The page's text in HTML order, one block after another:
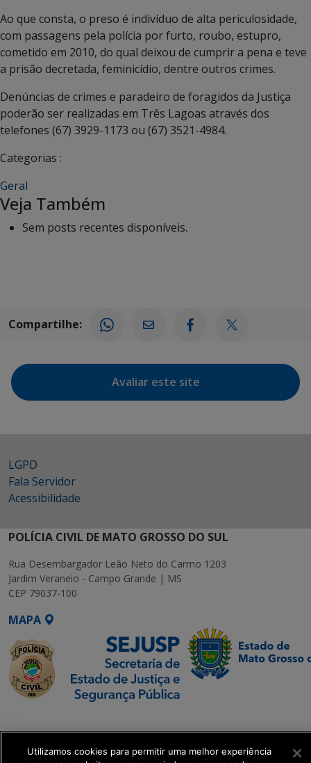
Ao que consta, o preso é indivíduo de alta periculosidade,
com passagens pela polícia por furto, roubo, estupro,
cometido em 2010, do qual deixou de cumprir a pena e teve
a prisão decretada, feminicídio, dentre outros crimes.
Denúncias de crimes e paradeiro de foragidos da Justiça
poderão ser realizadas em Três Lagoas através dos
telefones (67) 3929-1173 ou (67) 3521-4984.
Categorias :
Geral
Veja Também
Sem posts recentes disponíveis.
Compartilhe:
Avaliar este site
LGPD
Fala Servidor
Acessibilidade
POLÍCIA CIVIL DE MATO GROSSO DO SUL
Rua Desembargador Leão Neto do Carmo 1203
Jardim Veraneio - Campo Grande | MS
CEP 79037-100
MAPA
Executiva de
Transformação Digital
Utilizamos cookies para permitir uma melhor experiência